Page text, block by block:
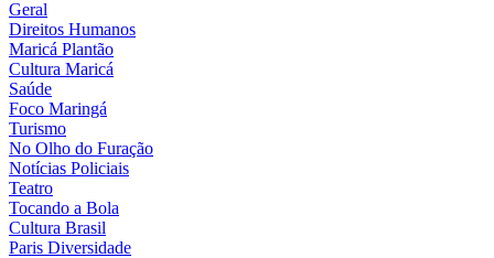
Geral
Direitos Humanos
Maricá Plantão
Cultura Maricá
Saúde
Foco Maringá
Turismo
No Olho do Furação
Notícias Policiais
Teatro
Tocando a Bola
Cultura Brasil
Paris Diversidade